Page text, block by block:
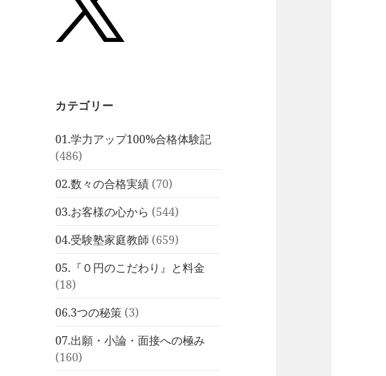
カテゴリー
01.学力アップ100%合格体験記
(486)
02.数々の合格実績 (70)
03.お客様の心から (544)
04.受験塾家庭教師 (659)
05.『０円のこだわり』と料金
(18)
06.3つの秘策 (3)
07.出願・小論・面接への極み
(160)